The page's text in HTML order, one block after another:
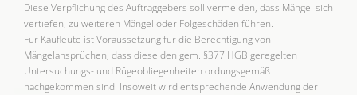
Diese Verpflichung des Auftraggebers soll vermeiden, dass Mängel sich
vertiefen, zu weiteren Mängel oder Folgeschäden führen.
Für Kaufleute ist Voraussetzung für die Berechtigung von
Mängelansprüchen, dass diese den gem. §377 HGB geregelten
Untersuchungs- und Rügeobliegenheiten ordungsgemäß
nachgekommen sind. Insoweit wird entsprechende Anwendung der